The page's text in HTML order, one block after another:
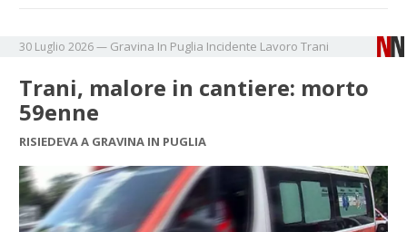
30 Luglio 2026— Gravina In Puglia Incidente Lavoro Trani
Trani, malore in cantiere: morto
59enne
RISIEDEVA A GRAVINA IN PUGLIA